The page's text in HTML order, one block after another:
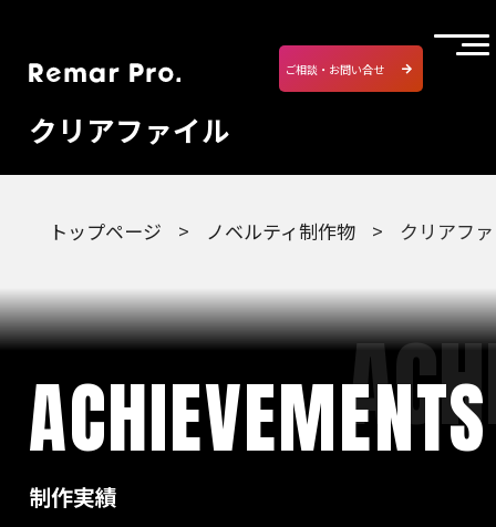
ご相談・お問い合せ
クリアファイル
トップページ ノベルティ制作物 クリアフ
ACHIEVEMENTS
制作実績